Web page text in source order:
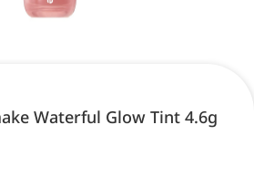
Waterful Glow Tint 4.6g